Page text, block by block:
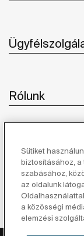
Rólunk
Ihlet
Sütiket
biztosításához, a
szabásához,
az oldalunk
a közösségi
elemzési